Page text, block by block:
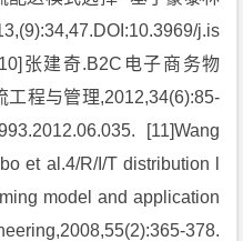
j.is
张建奇.B2C电子商务物
程与管理,2012,34(6):85-
[11]Wang
et al.4/R/I/T distribution l
model and application
378.